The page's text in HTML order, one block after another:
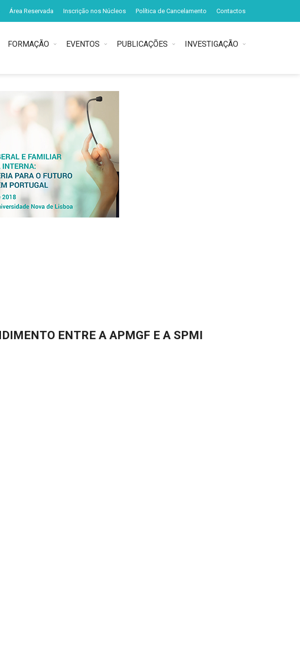
Área Reservada Inscrição nos Núcleos Política de Cancelamento Contactos
FORMAÇÃO EVENTOS PUBLICAÇÕES INVESTIGAÇÃO
ENTRE A APMGF E A SPMI